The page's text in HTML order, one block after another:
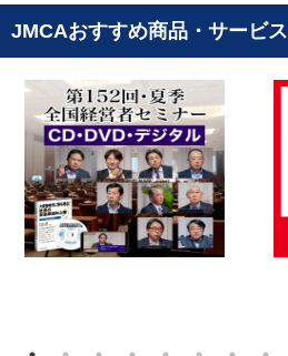
JMCAおすすめ商品・サービス